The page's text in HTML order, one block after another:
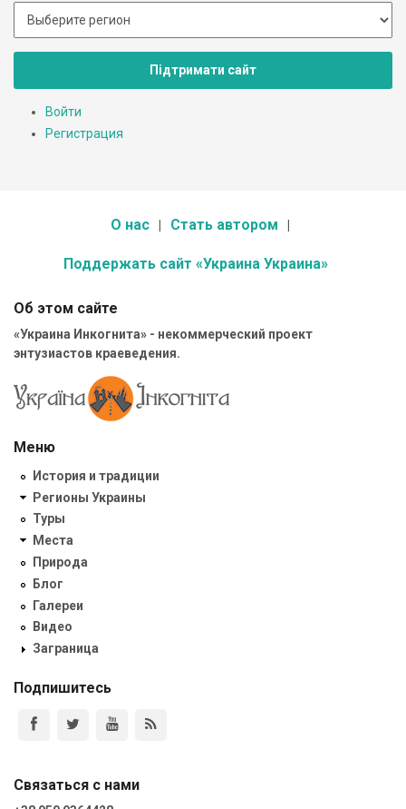
Підтримати сайт
Войти
Регистрация
О нас Стать автором
Поддержать сайт «Украина Украина»
Об этом сайте
«Украина Инкогнита» - некоммерческий проект
энтузиастов краеведения.
Меню
История и традиции
Регионы Украины
Туры
Места
Природа
Блог
Галереи
Видео
Заграница
Подпишитесь
Связаться с нами